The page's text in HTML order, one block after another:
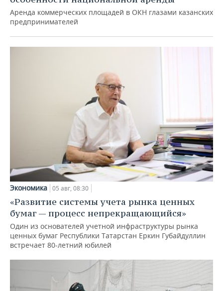
Аренда коммерческих площадей в ОКН глазами казанских
предпринимателей
Экономика 05 авг, 08:30
«Развитие системы учета рынка ценных
бумаг — процесс непрекращающийся»
Один из основателей учетной инфраструктуры рынка
ценных бумаг Республики Татарстан Еркин Губайдуллин
встречает 80-летний юбилей